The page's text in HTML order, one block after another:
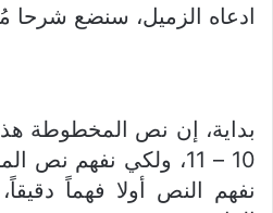
ادعاه الزميل، سنضع شرحا
10 – 11، ولكي نفهم
نفهم النص أولا فهماً